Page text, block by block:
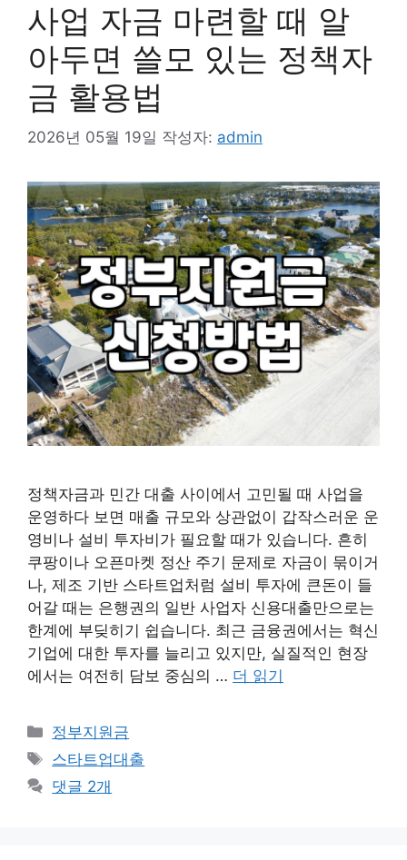
사업 자금 마련할 때 알
아두면 쓸모 있는 정책자
금 활용법
2026년 05월 19일 작성자: admin
정책자금과 민간 대출 사이에서 고민될 때 사업을
운영하다 보면 매출 규모와 상관없이 갑작스러운 운
영비나 설비 투자비가 필요할 때가 있습니다. 흔히
쿠팡이나 오픈마켓 정산 주기 문제로 자금이 묶이거
나, 제조 기반 스타트업처럼 설비 투자에 큰돈이 들
어갈 때는 은행권의 일반 사업자 신용대출만으로는
한계에 부딪히기 쉽습니다. 최근 금융권에서는 혁신
기업에 대한 투자를 늘리고 있지만, 실질적인 현장
에서는 여전히 담보 중심의 … 더 읽기
카
테
리
정부지원금
태
그
스타트업대출
댓글 2개